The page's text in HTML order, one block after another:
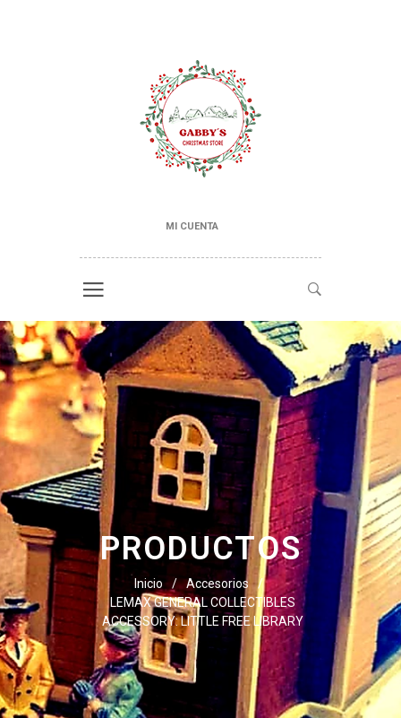
MI CUENTA
PRODUCTOS
Inicio / Accesorios
/
LEMAX GENERAL COLLECTIBLES
ACCESSORY: LITTLE FREE LIBRARY